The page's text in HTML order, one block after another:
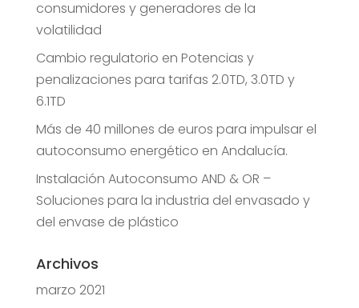
consumidores y generadores de la
volatilidad
Cambio regulatorio en Potencias y
penalizaciones para tarifas 2.0TD, 3.0TD y
6.1TD
Más de 40 millones de euros para impulsar el
autoconsumo energético en Andalucía.
Instalación Autoconsumo AND & OR –
Soluciones para la industria del envasado y
del envase de plástico
Archivos
marzo 2021